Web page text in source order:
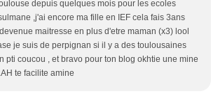
depuis quelques mois pour les ecoles
,j'ai encore ma fille en IEF cela fais 3ans
maitresse en plus d'etre maman (x3) lool
je suis de perpignan si il y a des toulousaines
pti coucou , et bravo pour ton blog okhtie une mine
te facilite amine